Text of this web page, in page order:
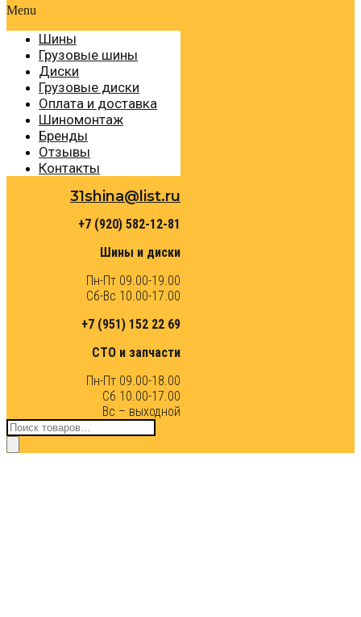
Menu
Шины
Грузовые шины
Диски
Грузовые диски
Оплата и доставка
Шиномонтаж
Бренды
Отзывы
Контакты
31shina@list.ru
+7 (920) 582-12-81
Шины и диски
Пн-Пт 09.00-19.00
Сб-Вс 10.00-17.00
+7 (951) 152 22 69
СТО и запчасти
Пн-Пт 09.00-18.00
Сб 10.00-17.00
Вс – выходной
Поиск
товаров